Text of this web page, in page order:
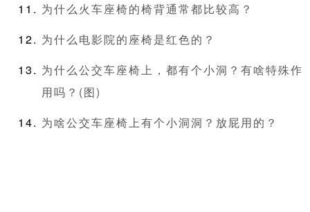
为什么火车座椅的椅背通常都比较高？
为什么电影院的座椅是红色的？
为什么公交车座椅上，都有个小洞？有啥特殊作
用吗？(图)
为啥公交车座椅上有个小洞洞？放屁用的？